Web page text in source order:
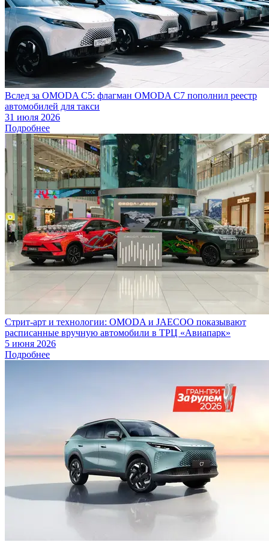
Вслед за OMODA C5: флагман OMODA C7 пополнил реестр
автомобилей для такси
31 июля 2026
Подробнее
Стрит-арт и технологии: OMODA и JAECOO показывают
расписанные вручную автомобили в ТРЦ «Авиапарк»
5 июня 2026
Подробнее